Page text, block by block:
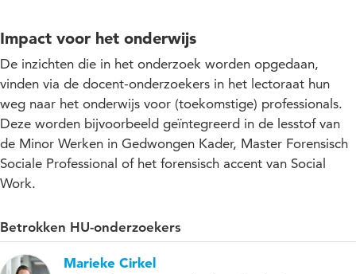
Impact voor het onderwijs
De inzichten die in het onderzoek worden opgedaan,
vinden via de docent-onderzoekers in het lectoraat hun
weg naar het onderwijs voor (toekomstige) professionals.
Deze worden bijvoorbeeld geïntegreerd in de lesstof van
de Minor Werken in Gedwongen Kader, Master Forensisch
Sociale Professional of het forensisch accent van Social
Work.
Betrokken HU-onderzoekers
Marieke Cirkel